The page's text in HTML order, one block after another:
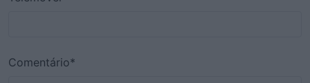
Comentário*